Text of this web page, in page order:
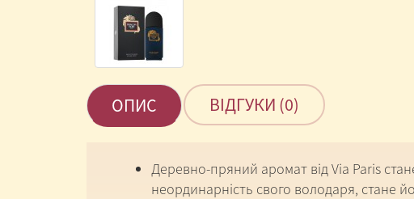
ОПИС ВІДГУКИ (0)
Деревно-пряний аромат від Via Paris
неординарність свого володаря, стане